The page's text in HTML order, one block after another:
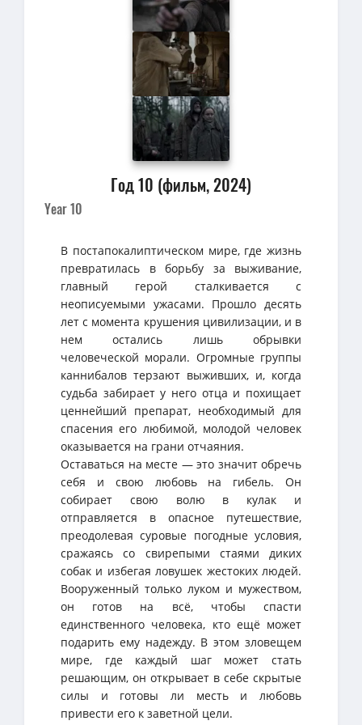
Год 10 (фильм, 2024)
Year 10
В постапокалиптическом мире, где жизнь
превратилась в борьбу за выживание,
главный герой сталкивается с
неописуемыми ужасами. Прошло десять
лет с момента крушения цивилизации, и в
нем остались лишь обрывки
человеческой морали. Огромные группы
каннибалов терзают выживших, и, когда
судьба забирает у него отца и похищает
ценнейший препарат, необходимый для
спасения его любимой, молодой человек
оказывается на грани отчаяния.
Оставаться на месте — это значит обречь
себя и свою любовь на гибель. Он
собирает свою волю в кулак и
отправляется в опасное путешествие,
преодолевая суровые погодные условия,
сражаясь со свирепыми стаями диких
собак и избегая ловушек жестоких людей.
Вооруженный только луком и мужеством,
он готов на всё, чтобы спасти
единственного человека, кто ещё может
подарить ему надежду. В этом зловещем
мире, где каждый шаг может стать
решающим, он открывает в себе скрытые
силы и готовы ли месть и любовь
привести его к заветной цели.